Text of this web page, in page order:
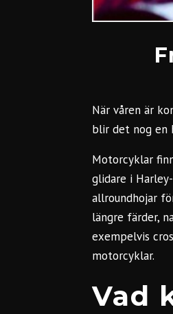
När våren är
blir det nog en
Motorcyklar
glidare i
allroundhojar
längre färder,
exempelvis
motorcyklar.
Vad